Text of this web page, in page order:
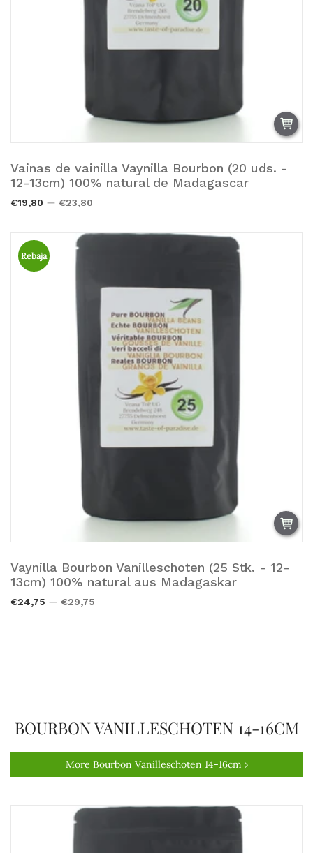
Vainas de vainilla Vaynilla Bourbon (20 uds. -
12-13cm) 100% natural de Madagascar
Añadir a la cesta.
€19,80 €23,80
Rebaja
Vaynilla Bourbon Vanilleschoten (25 Stk. - 12-
13cm) 100% natural aus Madagaskar
Añadir a la cesta.
€24,75 €29,75
BOURBON VANILLESCHOTEN 14-16CM
More Bourbon Vanilleschoten 14-16cm ›